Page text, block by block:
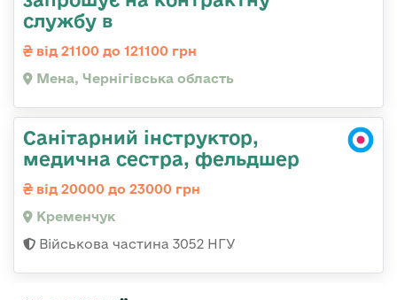
службу в
від 21100 до 121100 грн
Мена, Чернігівська область
Санітарний інструктор,
медична сестра, фельдшер
від 20000 до 23000 грн
Кременчук
Військова частина 3052 НГУ